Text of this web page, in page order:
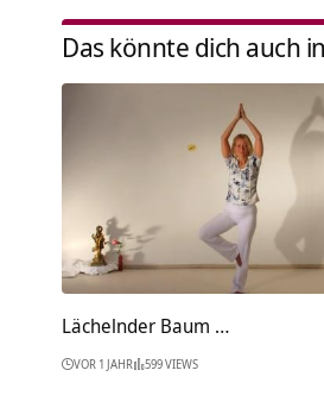
Das könnte dich auch
Lächelnder Baum …
VOR 1 JAHR 599 VIEWS